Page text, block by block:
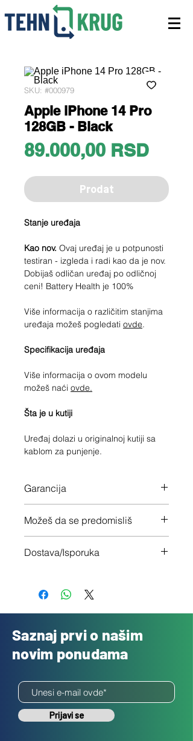
SKU: #000979
Apple iPhone 14 Pro
128GB - Black
89.000,00 RSDPrice
Prodat
Stanje uređaja
Kao nov. Ovaj uređaj je u potpunosti
testiran - izgleda i radi kao da je nov.
Dobijaš odličan uređaj po odličnoj
ceni! Battery Health je 100%
Više informacija o različitim stanjima
uređaja možeš pogledati ovde.
Specifikacija uređaja
Više informacija o ovom modelu
možeš naći ovde.
Šta je u kutiji
Uređaj dolazi u originalnoj kutiji sa
kablom za punjenje.
Garancija
Možeš da se predomisliš
nisi zadovoljan
Dostava/Isporuka
Saznaj prvi o našim
novim ponudama
Prijavi se